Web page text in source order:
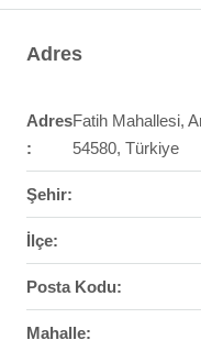
Adres
Adres
:
Fatih Mahallesi,
54580, Türkiye
Şehir:
İlçe:
Posta Kodu:
Mahalle: